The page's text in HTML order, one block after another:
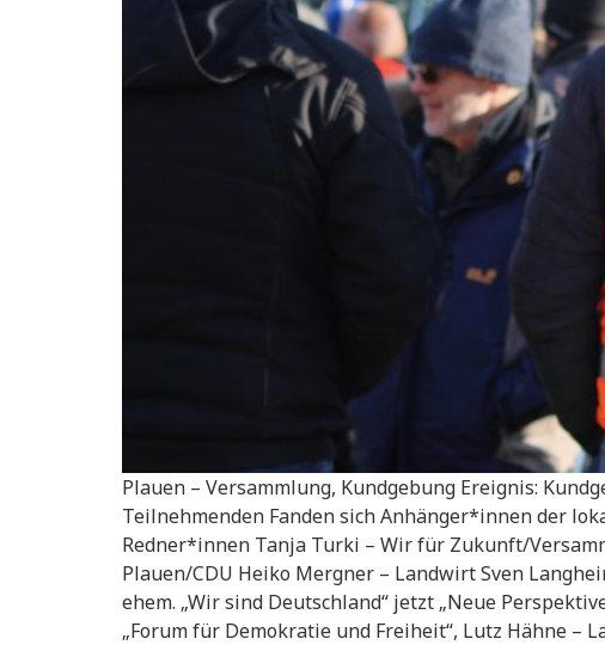
Plauen – Versammlung, Kundgebung Ereignis:
Teilnehmenden Fanden sich Anhänger*innen der
Redner*innen Tanja Turki – Wir für Zukunft/
Plauen/CDU Heiko Mergner – Landwirt Sven
ehem. „Wir sind Deutschland“ jetzt „Neue
„Forum für Demokratie und Freiheit“, Lutz Hähne –